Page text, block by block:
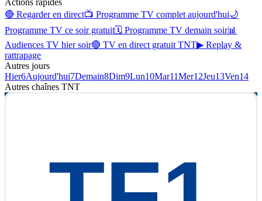
🔴 Regarder en direct📺 Programme TV complet aujourd'hui🌙
Programme TV ce soir gratuit🗓 Programme TV demain soir📊
Audiences TV hier soir🔴 TV en direct gratuit TNT▶ Replay &
rattrapage
Autres jours
Hier6Aujourd'hui7Demain8Dim9Lun10Mar11Mer12Jeu13Ven14
Autres chaînes TNT